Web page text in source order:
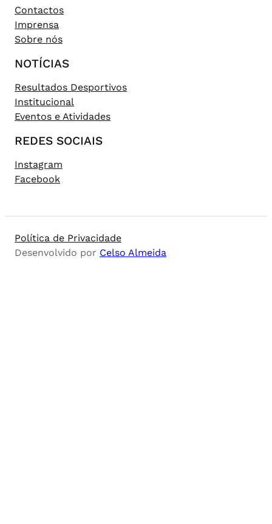
Contactos
Imprensa
Sobre nós
NOTÍCIAS
Resultados Desportivos
Institucional
Eventos e Atividades
REDES SOCIAIS
Instagram
Facebook
Política de Privacidade
Desenvolvido por Celso Almeida